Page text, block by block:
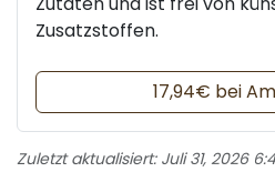
Zusatzstoffen.
17,94€ bei
Zuletzt aktualisiert: Juli 31, 2026